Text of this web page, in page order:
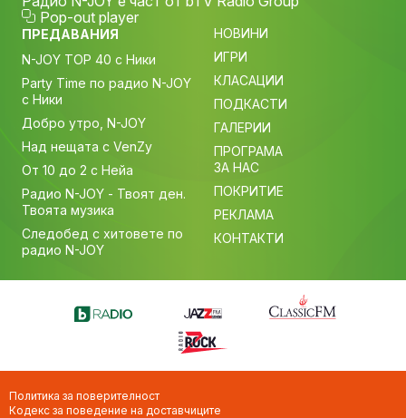
Pop-out player
ПРЕДАВАНИЯ
N-JOY TOP 40 с Ники
Party Time по радио N-JOY
с Ники
Добро утро, N-JOY
Над нещата с VenZy
От 10 до 2 с Нейа
Радио N-JOY - Твоят ден.
Твоята музика
Следобед с хитовете по
радио N-JOY
НОВИНИ
ИГРИ
КЛАСАЦИИ
ПОДКАСТИ
ГАЛЕРИИ
ПРОГРАМА
ЗА НАС
ПОКРИТИЕ
РЕКЛАМА
КОНТАКТИ
Политика за поверителност
Кодекс за поведение на доставчиците